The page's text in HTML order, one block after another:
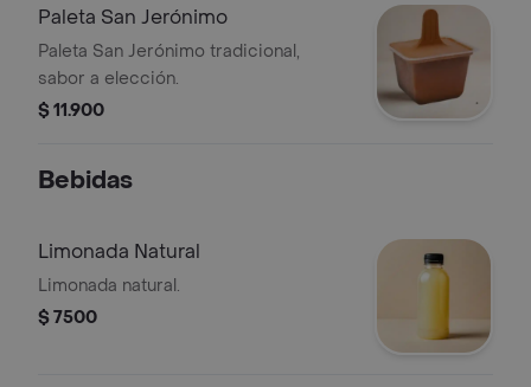
Paleta San Jerónimo
Paleta San Jerónimo tradicional,
sabor a elección.
$ 11.900
Bebidas
Limonada Natural
Limonada natural.
$ 7500